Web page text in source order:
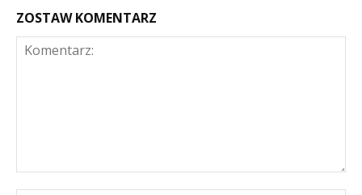
ZOSTAW KOMENTARZ